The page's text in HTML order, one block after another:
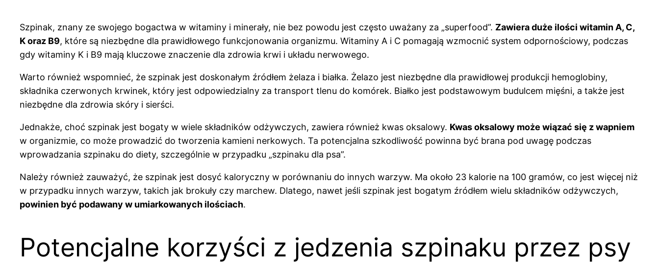
Szpinak, znany ze swojego bogactwa w witaminy i minerały, nie bez powodu jest często uważany za „superfood”. Zawiera duże ilości witamin A, C,
K oraz B9, które są niezbędne dla prawidłowego funkcjonowania organizmu. Witaminy A i C pomagają wzmocnić system odpornościowy, podczas
gdy witaminy K i B9 mają kluczowe znaczenie dla zdrowia krwi i układu nerwowego.
Warto również wspomnieć, że szpinak jest doskonałym źródłem żelaza i białka. Żelazo jest niezbędne dla prawidłowej produkcji hemoglobiny,
składnika czerwonych krwinek, który jest odpowiedzialny za transport tlenu do komórek. Białko jest podstawowym budulcem mięśni, a także jest
niezbędne dla zdrowia skóry i sierści.
Jednakże, choć szpinak jest bogaty w wiele składników odżywczych, zawiera również kwas oksalowy. Kwas oksalowy może wiązać się z wapniem
w organizmie, co może prowadzić do tworzenia kamieni nerkowych. Ta potencjalna szkodliwość powinna być brana pod uwagę podczas
wprowadzania szpinaku do diety, szczególnie w przypadku „szpinaku dla psa”.
Należy również zauważyć, że szpinak jest dosyć kaloryczny w porównaniu do innych warzyw. Ma około 23 kalorie na 100 gramów, co jest więcej niż
w przypadku innych warzyw, takich jak brokuły czy marchew. Dlatego, nawet jeśli szpinak jest bogatym źródłem wielu składników odżywczych,
powinien być podawany w umiarkowanych ilościach.
Potencjalne korzyści z jedzenia szpinaku przez psy